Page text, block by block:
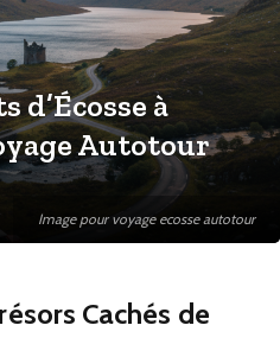
Image pour voyage ecosse autotour
d’Écosse à
Autotour
Cachés de